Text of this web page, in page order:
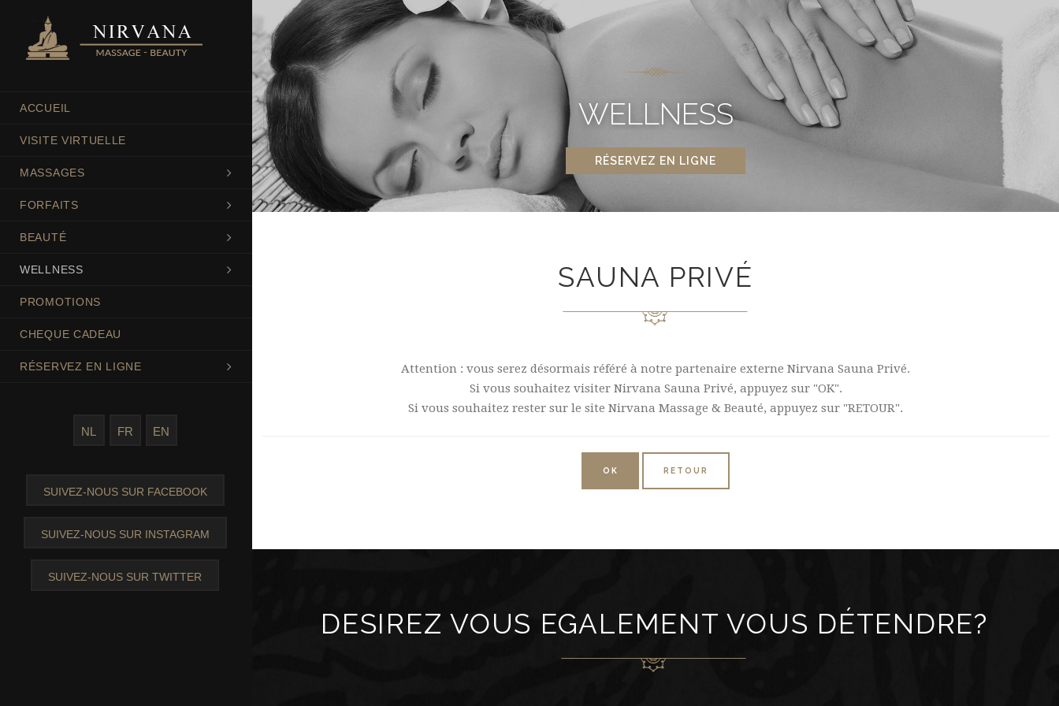
ACCUEIL
VISITE VIRTUELLE
MASSAGES
FORFAITS
BEAUTÉ
WELLNESS
PROMOTIONS
CHEQUE CADEAU
RÉSERVEZ EN LIGNE
NL FR EN
SUIVEZ-NOUS SUR FACEBOOK
SUIVEZ-NOUS SUR INSTAGRAM
SUIVEZ-NOUS SUR TWITTER
WELLNESS
RÉSERVEZ EN LIGNE
SAUNA PRIVÉ
Attention : vous serez désormais référé à notre partenaire externe Nirvana Sauna Privé.
Si vous souhaitez visiter Nirvana Sauna Privé, appuyez sur "OK".
Si vous souhaitez rester sur le site Nirvana Massage & Beauté, appuyez sur "RETOUR".
OK RETOUR
DESIREZ VOUS EGALEMENT VOUS DÉTENDRE?